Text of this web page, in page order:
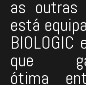
as outras
está
que
ótima